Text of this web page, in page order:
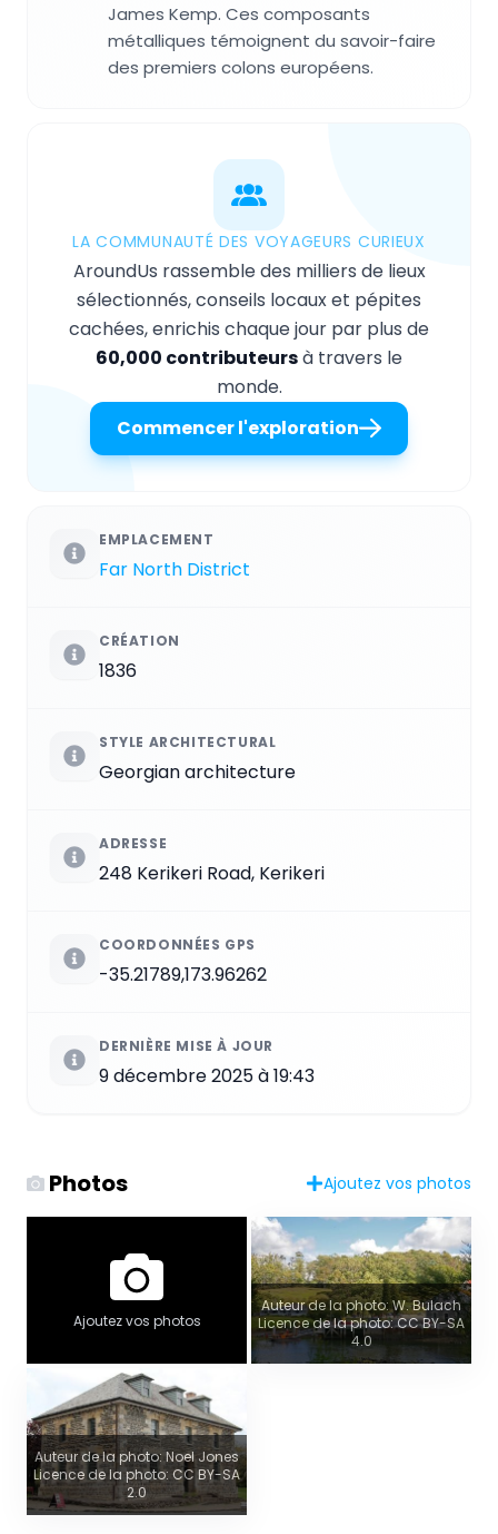
James Kemp. Ces composants
métalliques témoignent du savoir-faire
des premiers colons européens.
LA COMMUNAUTÉ DES VOYAGEURS CURIEUX
AroundUs rassemble des milliers de lieux
sélectionnés, conseils locaux et pépites
cachées, enrichis chaque jour par plus de
60,000 contributeursà travers le
monde.
Commencer l'exploration
EMPLACEMENT
Far North District
CRÉATION
1836
STYLE ARCHITECTURAL
Georgian architecture
ADRESSE
248 Kerikeri Road, Kerikeri
COORDONNÉES GPS
-35.21789,173.96262
DERNIÈRE MISE À JOUR
9 décembre 2025 à 19:43
Photos Ajoutez vos photos
Ajoutez vos photos
Auteur de la photo: W. Bulach
Licence de la photo: CC BY-SA
4.0
Auteur de la photo: Noel Jones
Licence de la photo: CC BY-SA
2.0